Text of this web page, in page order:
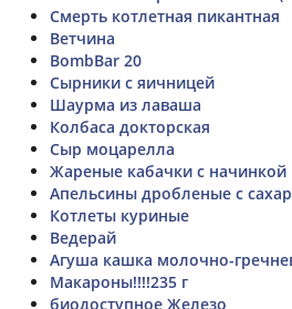
Смерть котлетная пикантная
Ветчина
BombBar 20
Сырники с яичницей
Шаурма из лаваша
Колбаса докторская
Сыр моцарелла
Жареные кабачки с начинкой
Апельсины дробленые с
Котлеты куриные
Ведерай
Агуша кашка молочно-
Макароны!!!!235 г
биодоступное Железо